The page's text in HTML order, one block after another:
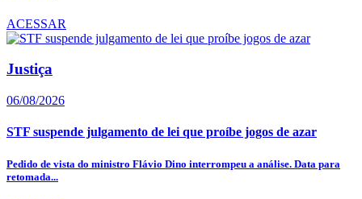
ACESSAR
Justiça
06/08/2026
STF suspende julgamento de lei que proíbe jogos de azar
Pedido de vista do ministro Flávio Dino interrompeu a análise. Data para
retomada...